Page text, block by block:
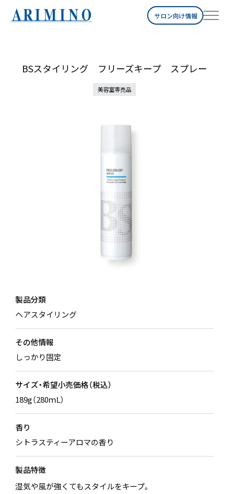
サロン向け情報
BSスタイリング フリーズキープ スプレー
美容室専売品
製品分類
ヘアスタイリング
その他情報
しっかり固定
サイズ・希望小売価格（税込）
189g（280ｍL）
香り
シトラスティーアロマの香り
製品特徴
湿気や風が強くてもスタイルをキープ。